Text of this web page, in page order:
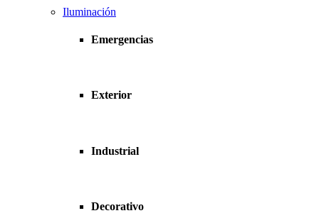
Iluminación
Emergencias
Exterior
Industrial
Decorativo